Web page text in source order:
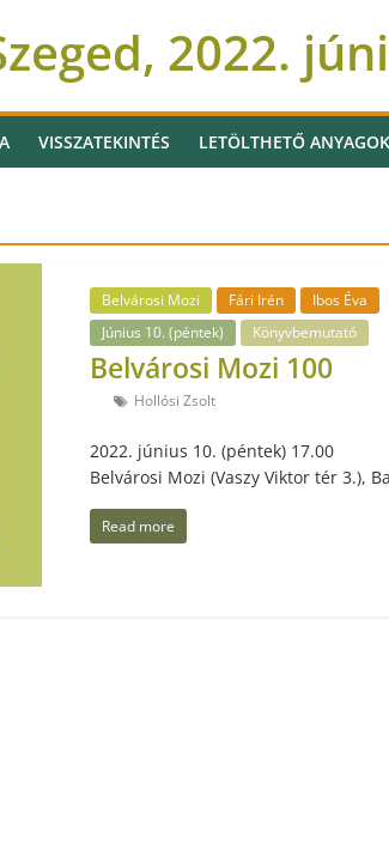
2022.
VISSZATEKINTÉS LETÖLTHETŐ ANYAGOK
Belvárosi Mozi Fári Irén
Ibos Éva
Június 10. (péntek)
Könyvbemutató
Belvárosi Mozi 100
Hollósi Zsolt
2022. június 10. (péntek) 17.00
Belvárosi Mozi (Vaszy Viktor tér 3.),
Read more